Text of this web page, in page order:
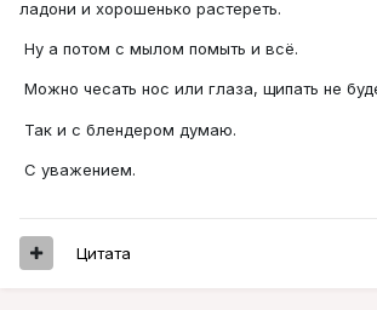
ладони и хорошенько растереть.
Ну а потом с мылом помыть и всё.
Можно чесать нос или глаза, щипать не
Так и с блендером думаю.
С уважением.
Цитата